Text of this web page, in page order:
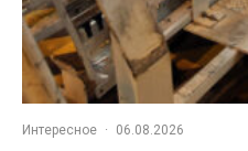
Интересное · 06.08.2026